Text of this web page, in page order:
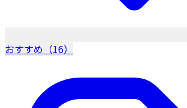
おすすめ（16）